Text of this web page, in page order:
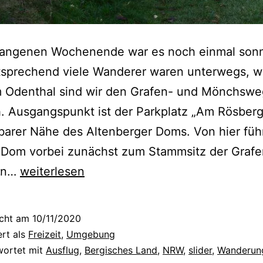
s
h
e
L
a
n
d
Wochenende war es noch einmal
viele Wanderer waren unterwegs,
Odenthal sind wir den Grafen- und
Ausgangspunkt ist der Parkplatz „Am
Nähe des Altenberger Doms. Von hier
vorbei zunächst zum Stammsitz der
D
G
r
weiterlesen
am 10/11/2020
als Freizeit, Umgebung
mit Ausflug, Bergisches Land, NRW, slider,